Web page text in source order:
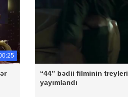
“44” bədii filminin treyleri
yayımlandı